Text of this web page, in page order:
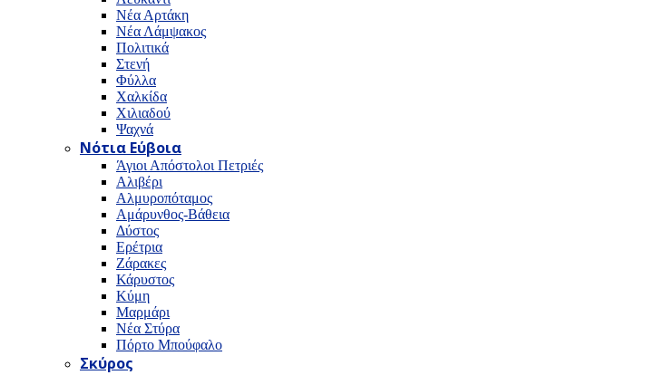
Νέα Αρτάκη
Νέα Λάμψακος
Πολιτικά
Στενή
Φύλλα
Χαλκίδα
Χιλιαδού
Ψαχνά
Νότια Εύβοια
Άγιοι Απόστολοι Πετριές
Αλιβέρι
Αλμυροπόταμος
Αμάρυνθος-Βάθεια
Δύστος
Ερέτρια
Ζάρακες
Κάρυστος
Κύμη
Μαρμάρι
Νέα Στύρα
Πόρτο Μπούφαλο
Σκύρος